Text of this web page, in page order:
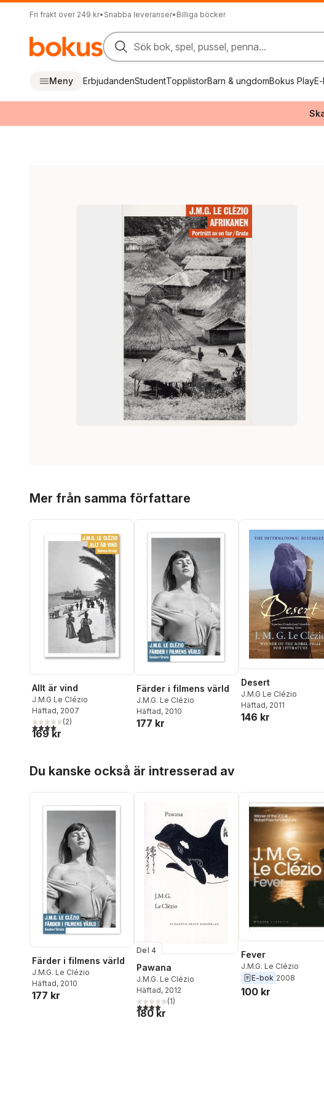
Fri frakt över 249 kr• Snabba leveranser• Billiga böcker
Sök bok, spel, pussel, penna...
Meny ErbjudandenStudentTopplistorBarn & ungdomBokus Play
Mer från samma författare
Allt är vind
J.M.G Le Clézio
Häftad, 2007
4,0utav 5 stjärnor. Totalt antal röster:
(2)
169 kr
Färder i filmens värld
J.M.G. Le Clézio
Häftad, 2010
177 kr
Desert
J.M.G Le Clézio
Häftad, 2011
146 kr
Du kanske också är intresserad av
Färder i filmens värld
J.M.G. Le Clézio
Häftad, 2010
177 kr
Del 4
Pawana
J.M.G. Le Clézio
Häftad, 2012
4,0utav 5 stjärnor. Totalt antal röster:
(1)
180 kr
Fever
J.M.G. Le Clézio
E-bok 2008
100 kr